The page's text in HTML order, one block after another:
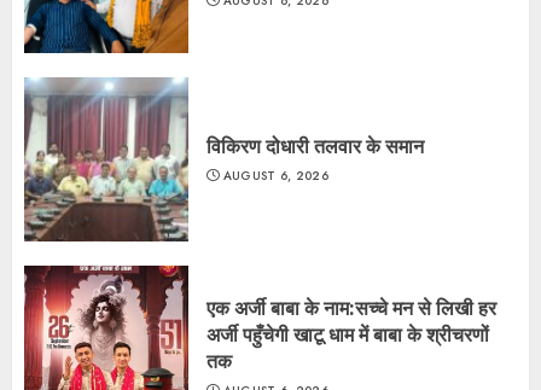
विकिरण दोधारी तलवार के समान
AUGUST 6, 2026
एक अर्जी बाबा के नाम:सच्चे मन से लिखी हर
अर्जी पहुँचेगी खाटू धाम में बाबा के श्रीचरणों
तक